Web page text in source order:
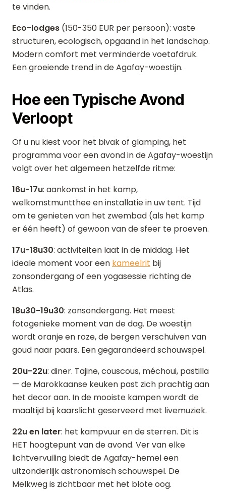
te vinden.
Eco-lodges (150-350 EUR per persoon): vaste
structuren, ecologisch, opgaand in het landschap.
Modern comfort met verminderde voetafdruk.
Een groeiende trend in de Agafay-woestijn.
Hoe een Typische Avond
Verloopt
Of u nu kiest voor het bivak of glamping, het
programma voor een avond in de Agafay-woestijn
volgt over het algemeen hetzelfde ritme:
16u-17u: aankomst in het kamp,
welkomstmuntthee en installatie in uw tent. Tijd
om te genieten van het zwembad (als het kamp
er één heeft) of gewoon van de sfeer te proeven.
17u-18u30: activiteiten laat in de middag. Het
ideale moment voor een kameelrit bij
zonsondergang of een yogasessie richting de
Atlas.
18u30-19u30: zonsondergang. Het meest
fotogenieke moment van de dag. De woestijn
wordt oranje en roze, de bergen verschuiven van
goud naar paars. Een gegarandeerd schouwspel.
20u-22u: diner. Tajine, couscous, méchoui, pastilla
— de Marokkaanse keuken past zich prachtig aan
het decor aan. In de mooiste kampen wordt de
maaltijd bij kaarslicht geserveerd met livemuziek.
22u en later: het kampvuur en de sterren. Dit is
HET hoogtepunt van de avond. Ver van elke
lichtvervuiling biedt de Agafay-hemel een
uitzonderlijk astronomisch schouwspel. De
Melkweg is zichtbaar met het blote oog.